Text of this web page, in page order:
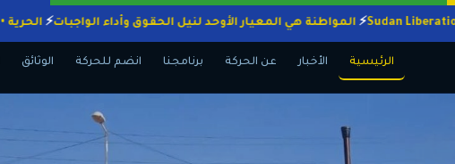
المواطنة هي المعيار الأوحد لنيل الحقوق وأداء الواجبات
الرئيسية الأخبار عن الحركة برنامجنا انضم للحركة الوثائق